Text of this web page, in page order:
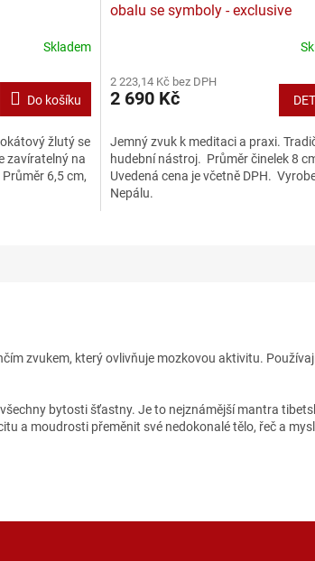
Skladem
Do košíku
žlutý se
zavíratelný na
6,5 cm,
obalu se symboly - exclusive
2 223,14 Kč bez DPH
2 690 Kč
Jemný zvuk k meditaci a praxi.
hudební nástroj. Průměr činelek 8
Uvedená cena je včetně DPH.
Nepálu.
zvukem, který ovlivňuje mozkovou aktivitu.
bytosti šťastny. Je to nejznámější mantra
a moudrosti přeměnit své nedokonalé tělo, řeč a